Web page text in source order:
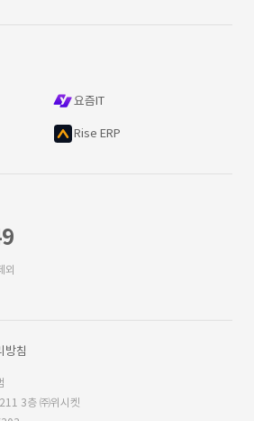
요즘IT
Rise ERP
외
방침
3층 ㈜위시켓